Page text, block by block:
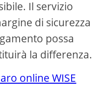
Il servizio
di sicurezza
possa
la differenza.
online WISE